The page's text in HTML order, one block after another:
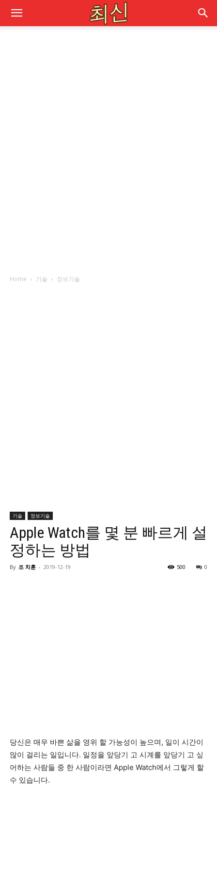
Home 기술 정보기술
기술 정보기술
Apple Watch를 몇 분 빠르게 설
정하는 방법
By 조 치훈 - 2019-12-19 0
500
당신은 매우 바쁜 삶을 영위 할 가능성이 높으며, 일이 시간이
많이 걸리는 일입니다. 일정을 앞당기 고 시계를 앞당기 고 싶
어하는 사람들 중 한 사람이라면 Apple Watch에서 그렇게 할
수 있습니다.